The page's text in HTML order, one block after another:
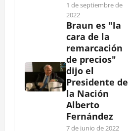
1 de septiembre de
2022
Braun es "la
cara de la
remarcación
de precios"
dijo el
Presidente de
la Nación
Alberto
Fernández
7 de junio de 2022